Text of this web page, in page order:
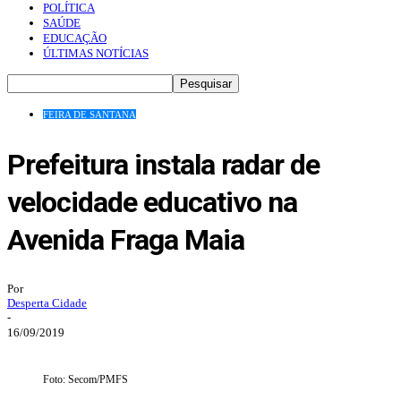
POLÍTICA
SAÚDE
EDUCAÇÃO
ÚLTIMAS NOTÍCIAS
FEIRA DE SANTANA
Prefeitura instala radar de
velocidade educativo na
Avenida Fraga Maia
Por
Desperta Cidade
-
16/09/2019
Foto: Secom/PMFS